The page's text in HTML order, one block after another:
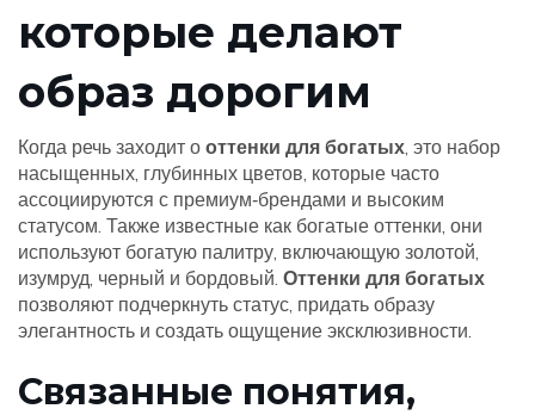
которые делают
образ дорогим
Когда речь заходит о оттенки для богатых, это набор
насыщенных, глубинных цветов, которые часто
ассоциируются с премиум‑брендами и высоким
статусом. Также известные как богатые оттенки, они
используют богатую палитру, включающую золотой,
изумруд, черный и бордовый. Оттенки для богатых
позволяют подчеркнуть статус, придать образу
элегантность и создать ощущение эксклюзивности.
Связанные понятия,